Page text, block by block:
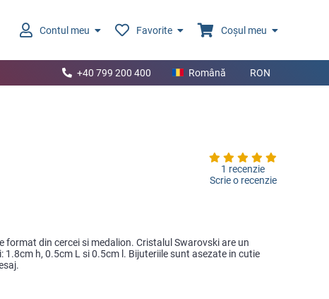
Contul meu Favorite Coșul meu
+40 799 200 400 Română RON
1 recenzie
Scrie o recenzie
din cercei si medalion. Cristalul Swarovski are un
h, 0.5cm L si 0.5cm l. Bijuteriile sunt asezate in cutie